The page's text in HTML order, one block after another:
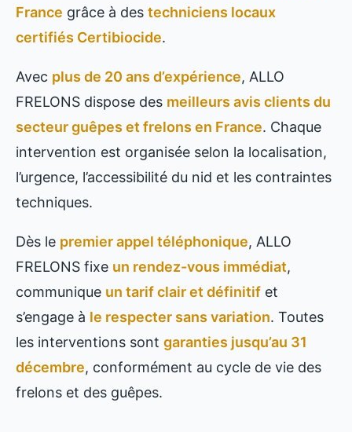
France grâce à des techniciens locaux
certifiés Certibiocide.
Avec plus de 20 ans d’expérience, ALLO
FRELONS dispose des meilleurs avis clients du
secteur guêpes et frelons en France. Chaque
intervention est organisée selon la localisation,
l’urgence, l’accessibilité du nid et les contraintes
techniques.
Dès le premier appel téléphonique, ALLO
FRELONS fixe un rendez-vous immédiat,
communique un tarif clair et définitif et
s’engage à le respecter sans variation. Toutes
les interventions sont garanties jusqu’au 31
décembre, conformément au cycle de vie des
frelons et des guêpes.